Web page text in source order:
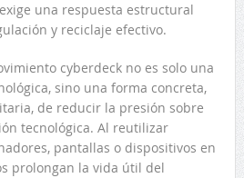
una respuesta estructural
y reciclaje efectivo.
cyberdeck no es solo una
sino una forma concreta,
de reducir la presión sobre
tecnológica. Al reutilizar
pantallas o dispositivos en
prolongan la vida útil del